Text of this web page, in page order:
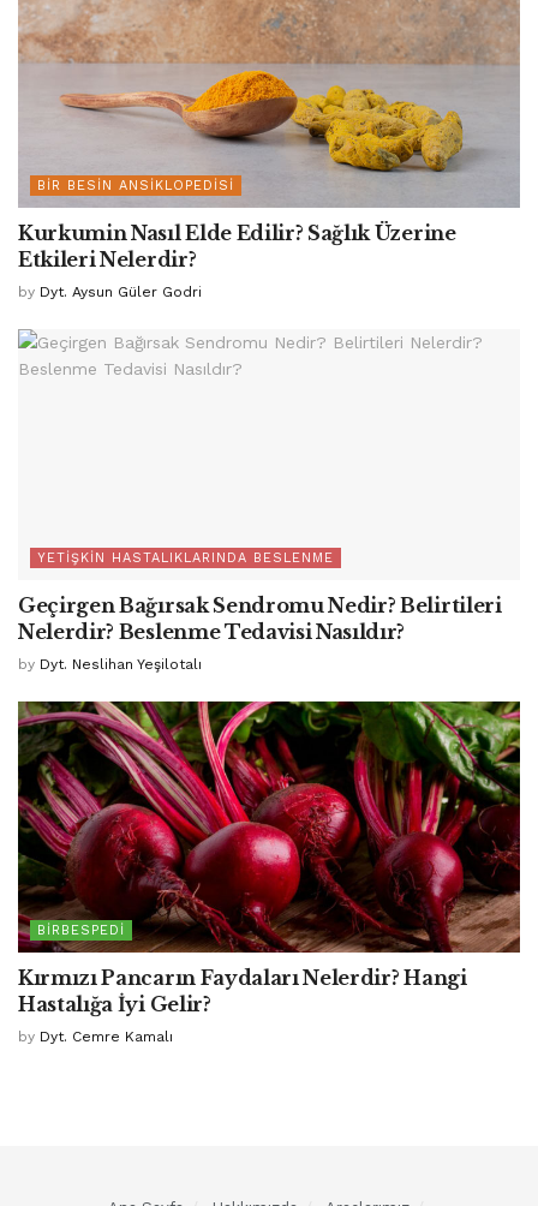
BIR BESIN ANSIKLOPEDISI
Kurkumin Nasıl Elde Edilir? Sağlık Üzerine
Etkileri Nelerdir?
by Dyt. Aysun Güler Godri
YETIŞKIN HASTALIKLARINDA BESLENME
Geçirgen Bağırsak Sendromu Nedir? Belirtileri
Nelerdir? Beslenme Tedavisi Nasıldır?
by Dyt. Neslihan Yeşilotalı
BIRBESPEDI
Kırmızı Pancarın Faydaları Nelerdir? Hangi
Hastalığa İyi Gelir?
by Dyt. Cemre Kamalı